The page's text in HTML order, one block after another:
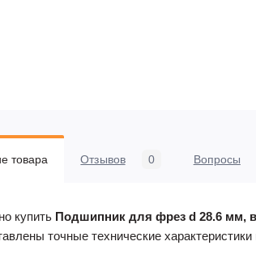
товара Отзывов 0 Вопросы
купить Подшипник для фрез d 28.6 мм,
точные технические